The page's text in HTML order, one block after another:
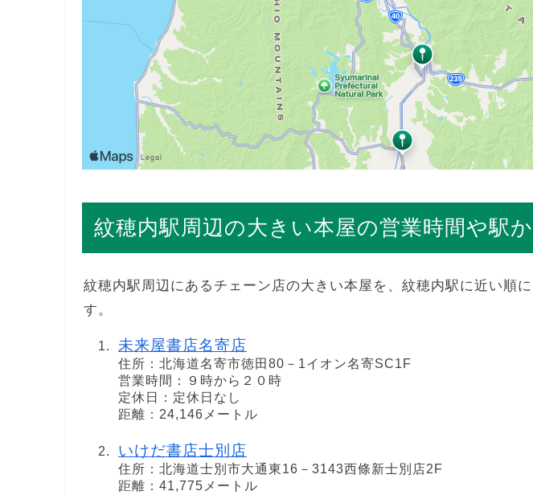
紋穂内駅周辺の大きい本屋の営業時間や駅
紋穂内駅周辺にあるチェーン店の大きい本屋を、紋穂内駅に近い順
す。
未来屋書店名寄店
住所：北海道名寄市徳田80－1イオン名寄SC1F
営業時間：９時から２０時
定休日：定休日なし
距離：24,146メートル
いけだ書店士別店
住所：北海道士別市大通東16－3143西條新士別店2F
距離：41,775メートル